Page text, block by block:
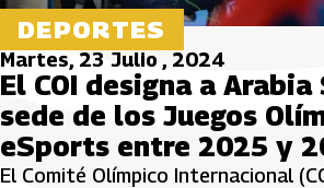
DEPORTES
Martes, 23 Julio , 2024
El COI designa a
sede de los Juegos
eSports entre 2025 y
El Comité Olímpico Internacional